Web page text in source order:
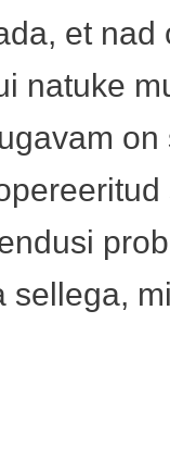
et nad
natuke
on
sellega,